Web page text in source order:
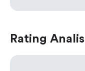
Rating Analis